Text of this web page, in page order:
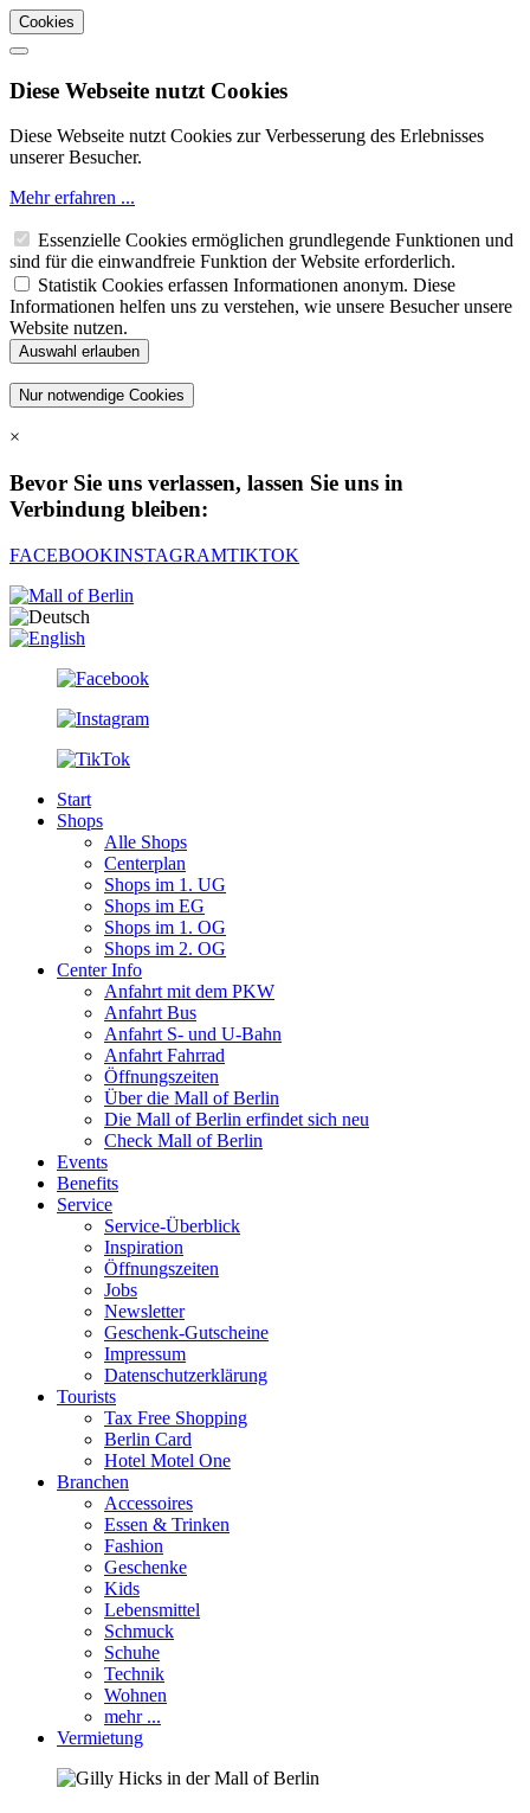
Cookies
Diese Webseite nutzt Cookies
Diese Webseite nutzt Cookies zur Verbesserung des Erlebnisses
unserer Besucher.
Mehr erfahren ...
Essenzielle Cookies ermöglichen grundlegende Funktionen und
sind für die einwandfreie Funktion der Website erforderlich.
Statistik Cookies erfassen Informationen anonym. Diese
Informationen helfen uns zu verstehen, wie unsere Besucher unsere
Website nutzen.
×
Bevor Sie uns verlassen, lassen Sie uns in
Verbindung bleiben:
FACEBOOKINSTAGRAMTIKTOK
Start
Shops
Alle Shops
Centerplan
Shops im 1. UG
Shops im EG
Shops im 1. OG
Shops im 2. OG
Center Info
Anfahrt mit dem PKW
Anfahrt Bus
Anfahrt S- und U-Bahn
Anfahrt Fahrrad
Öffnungszeiten
Über die Mall of Berlin
Die Mall of Berlin erfindet sich neu
Check Mall of Berlin
Events
Benefits
Service
Service-Überblick
Inspiration
Öffnungszeiten
Jobs
Newsletter
Geschenk-Gutscheine
Impressum
Datenschutzerklärung
Tourists
Tax Free Shopping
Berlin Card
Hotel Motel One
Branchen
Accessoires
Essen & Trinken
Fashion
Geschenke
Kids
Lebensmittel
Schmuck
Schuhe
Technik
Wohnen
mehr ...
Vermietung